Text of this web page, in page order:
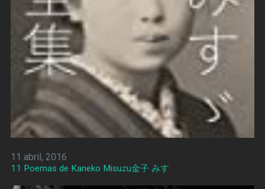
11 abril, 2016
11 Poemas de Kaneko Misuzu金子 みすゞ